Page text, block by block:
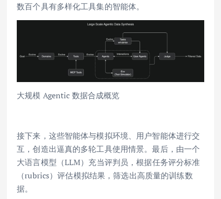
数百个具有多样化工具集的智能体。
大规模 Agentic 数据合成概览
接下来，这些智能体与模拟环境、用户智能体进行交
互，创造出逼真的多轮工具使用情景。最后，由一个
大语言模型（LLM）充当评判员，根据任务评分标准
（rubrics）评估模拟结果，筛选出高质量的训练数
据。